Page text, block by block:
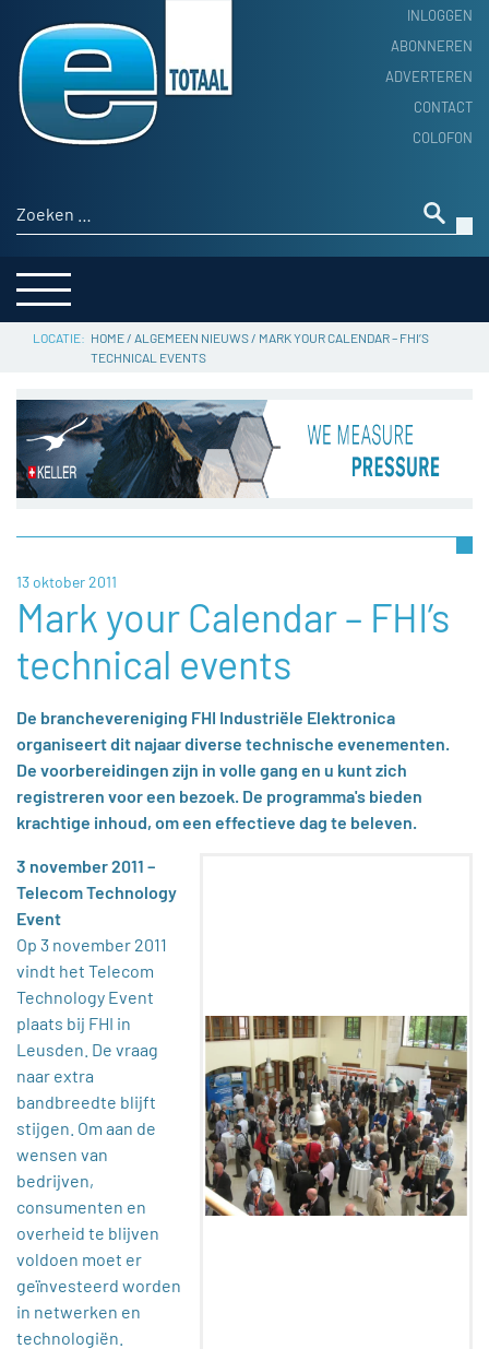
INLOGGEN
ABONNEREN
ADVERTEREN
CONTACT
COLOFON
Zoeken naar:
HOME
PRODUCTNIEUWS
ACHTERGROND
THEMA’S
SERVICE
HOME/ ALGEMEEN NIEUWS/ MARK YOUR CALENDAR – FHI’S
TECHNICAL EVENTS
13 oktober 2011
Mark your Calendar – FHI’s
technical events
De branchevereniging FHI Industriële Elektronica
organiseert dit najaar diverse technische evenementen.
De voorbereidingen zijn in volle gang en u kunt zich
registreren voor een bezoek. De programma's bieden
krachtige inhoud, om een effectieve dag te beleven.
3 november 2011 –
Telecom Technology
Event
Op 3 november 2011
vindt het Telecom
Technology Event
plaats bij FHI in
Leusden. De vraag
naar extra
bandbreedte blijft
stijgen. Om aan de
wensen van
bedrijven,
consumenten en
overheid te blijven
voldoen moet er
geïnvesteerd worden
in netwerken en
technologiën.